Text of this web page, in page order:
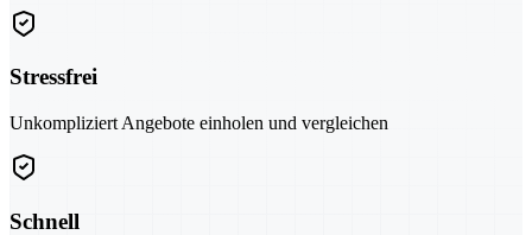
Stressfrei
Unkompliziert Angebote einholen und vergleichen
Schnell